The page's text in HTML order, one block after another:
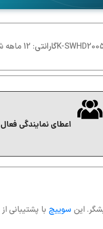
K-گارانتی: 12 ماهه شبکه البرز
اعطای نمایندگی فعال
این سوییچ